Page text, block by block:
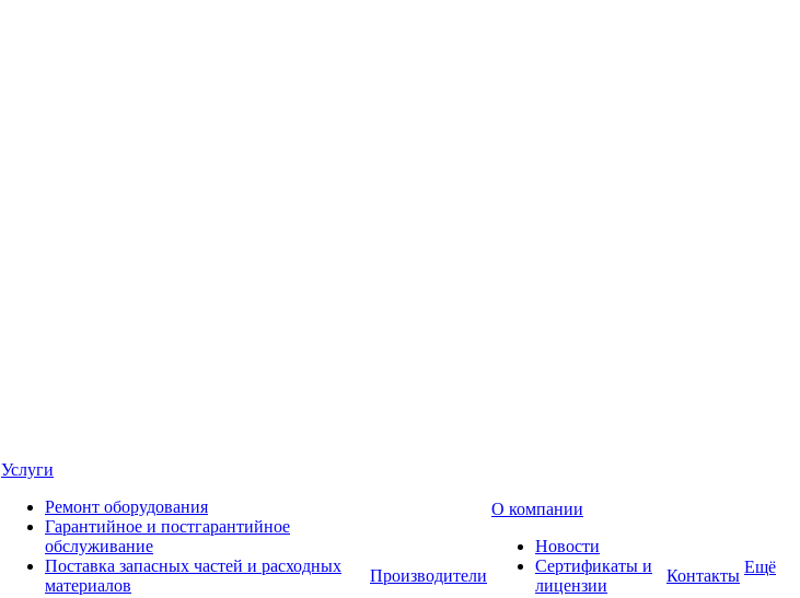
Услуги
Ремонт оборудования
Гарантийное и постгарантийное
обслуживание
Поставка запасных частей и расходных
материалов
Производители
О компании
Новости
Сертификаты и
лицензии
Контакты Ещё